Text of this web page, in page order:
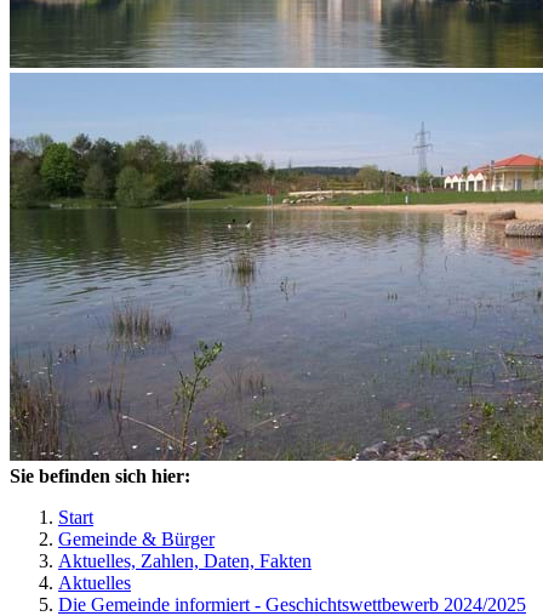
Sie befinden sich hier:
Start
Gemeinde & Bürger
Aktuelles, Zahlen, Daten, Fakten
Aktuelles
Die Gemeinde informiert - Geschichtswettbewerb 2024/2025